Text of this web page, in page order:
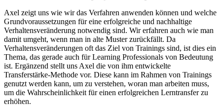
Axel zeigt uns wie wir das Verfahren anwenden können und welche
Grundvoraussetzungen für eine erfolgreiche und nachhaltige
Verhaltensveränderung notwendig sind. Wir erfahren auch wie man
damit umgeht, wenn man in alte Muster zurückfällt. Da
Verhaltensveränderungen oft das Ziel von Trainings sind, ist dies ein
Thema, das gerade auch für Learning Professionals von Bedeutung
ist. Ergänzend stellt uns Axel die von ihm entwickelte
Transferstärke-Methode vor. Diese kann im Rahmen von Trainings
genutzt werden kann, um zu verstehen, woran man arbeiten muss,
um die Wahrscheinlichkeit für einen erfolgreichen Lerntransfer zu
erhöhen.